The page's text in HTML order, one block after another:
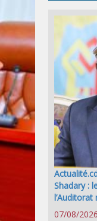
Shadary :
07/08/